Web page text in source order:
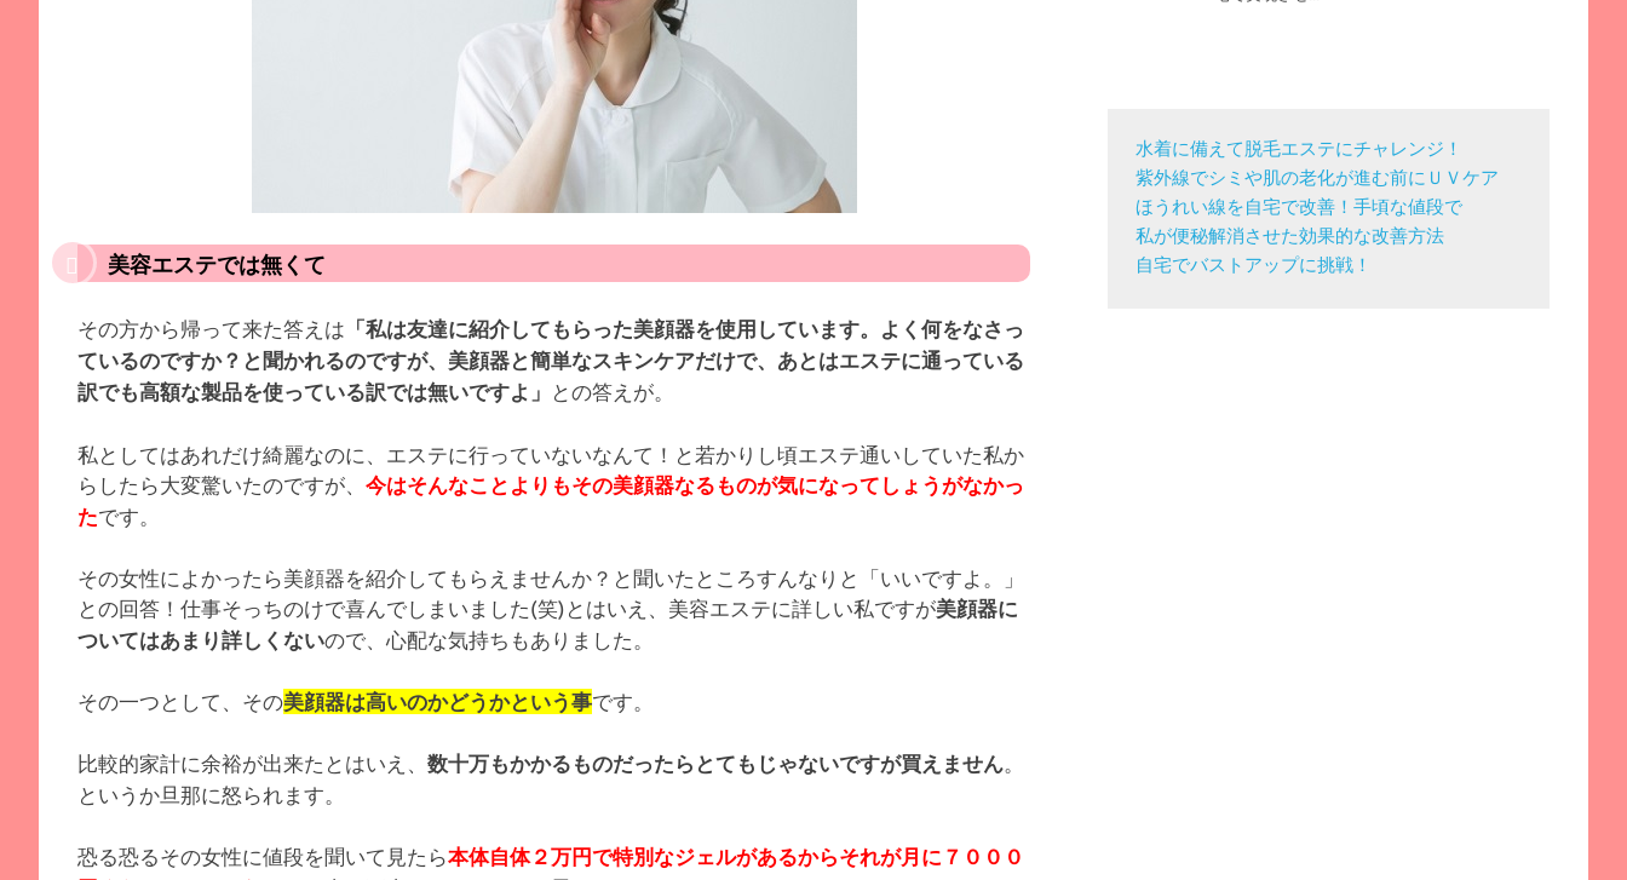
美容エステでは無くて
その方から帰って来た答えは 「私は友達に紹介してもらった美顔器を使用しています。よく何をなさっ
ているのですか？と聞かれるのですが、美顔器と簡単なスキンケアだけで、あとはエステに通っている
訳でも高額な製品を使っている訳では無いですよ」 との答えが。
私としてはあれだけ綺麗なのに、エステに行っていないなんて！と若かりし頃エステ通いしていた私か
らしたら大変驚いたのですが、 今はそんなことよりもその美顔器なるものが気になってしょうがなかっ
たです。
その女性によかったら美顔器を紹介してもらえませんか？と聞いたところすんなりと「いいですよ。」
との回答！仕事そっちのけで喜んでしまいました(笑)とはいえ、美容エステに詳しい私ですが美顔器に
ついてはあまり詳しくないので、心配な気持ちもありました。
その一つとして、その美顔器は高いのかどうかという事です。
比較的家計に余裕が出来たとはいえ、 数十万もかかるものだったらとてもじゃないですが買えません
というか旦那に怒られます。
恐る恐るその女性に値段を聞いて見たら本体自体２万円で特別なジェルがあるからそれが月に７０００
水着に備えて脱毛エステにチャレンジ！
紫外線でシミや肌の老化が進む前にＵＶケア
ほうれい線を自宅で改善！手頃な値段で
私が便秘解消させた効果的な改善方法
自宅でバストアップに挑戦！